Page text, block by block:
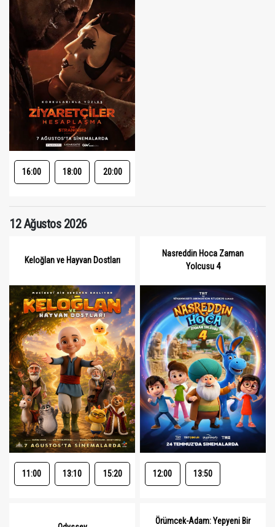
16:00 18:00 20:00
12 Ağustos 2026
Keloğlan ve Hayvan Dostları
11:00 13:10 15:20
Nasreddin Hoca Zaman
Yolcusu 4
12:00 13:50
Örümcek-Adam: Yepyeni Bir